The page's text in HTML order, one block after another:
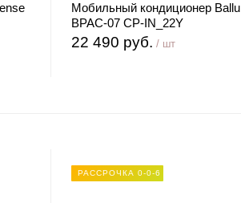
Мобильный кондиционер Ballu
BPAC-07 CP-IN_22Y
22 490 руб. / шт
РАССРОЧКА 0-0-6